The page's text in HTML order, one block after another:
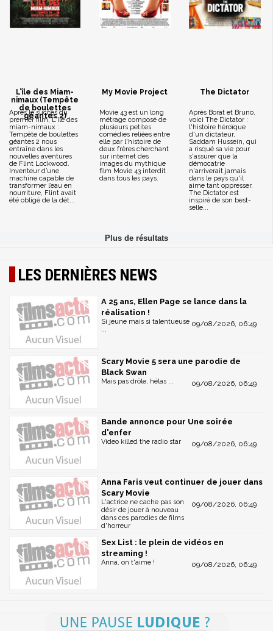
L’île des Miam-
nimaux (Tempête
de boulettes
géantes 2)
Après le succès du
premier film, L'île des
miam-nimaux :
Tempête de boulettes
géantes 2 nous
entraîne dans les
nouvelles aventures
de Flint Lockwood.
Inventeur d’une
machine capable de
transformer l’eau en
nourriture, Flint avait
été obligé de la dét...
My Movie Project
Movie 43 est un long
métrage composé de
plusieurs petites
comédies reliées entre
elle par l'histoire de
deux frères cherchant
sur internet des
images du mythique
film Movie 43 interdit
dans tous les pays.
The Dictator
Après Borat et Bruno,
voici The Dictator :
l'histoire héroïque
d'un dictateur,
Saddam Hussein, qui
a risqué sa vie pour
s'assurer que la
démocatrie
n'arriverait jamais
dans le pays qu'il
aime tant oppresser.
The Dictator est
inspiré de son best-
selle...
LES DERNIÈRES NEWS
A 25 ans, Ellen Page se lance dans la
réalisation !
09/08/2026, 06:49
Si jeune mais si talentueuse
...
Scary Movie 5 sera une parodie de
Black Swan
09/08/2026, 06:49
Mais pas drôle, hélas ...
Bande annonce pour Une soirée
d'enfer
09/08/2026, 06:49
Video killed the radio star
Anna Faris veut continuer de jouer dans
Scary Movie
09/08/2026, 06:49
L'actrice ne cache pas son
désir de jouer à nouveau
dans ces parodies de films
d'horreur
Sex List : le plein de vidéos en
streaming !
09/08/2026, 06:49
Anna, on t'aime !